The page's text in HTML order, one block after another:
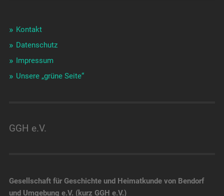
Kontakt
Datenschutz
Impressum
Unsere „grüne Seite“
GGH e.V.
Gesellschaft für Geschichte und Heimatkunde von Bendorf
und Umgebung e.V. (kurz GGH e.V.)